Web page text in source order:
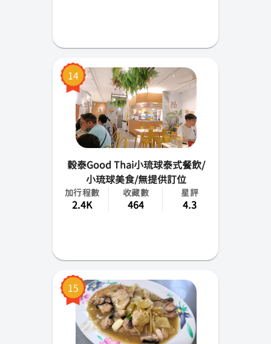
14
穀泰Good Thai小琉球泰式餐飲/
小琉球美食/無提供訂位
加行程數
2.4K
收藏數
464
星評
4.3
15